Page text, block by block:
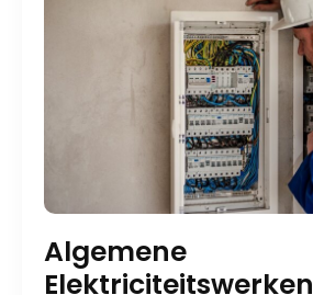
Algemene
Elektriciteitswerken